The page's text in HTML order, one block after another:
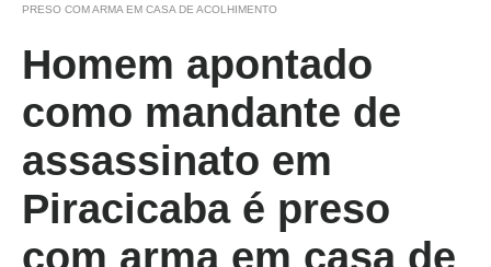
PRESO COM ARMA EM CASA DE ACOLHIMENTO
Homem apontado
como mandante de
assassinato em
Piracicaba é preso
com arma em casa de